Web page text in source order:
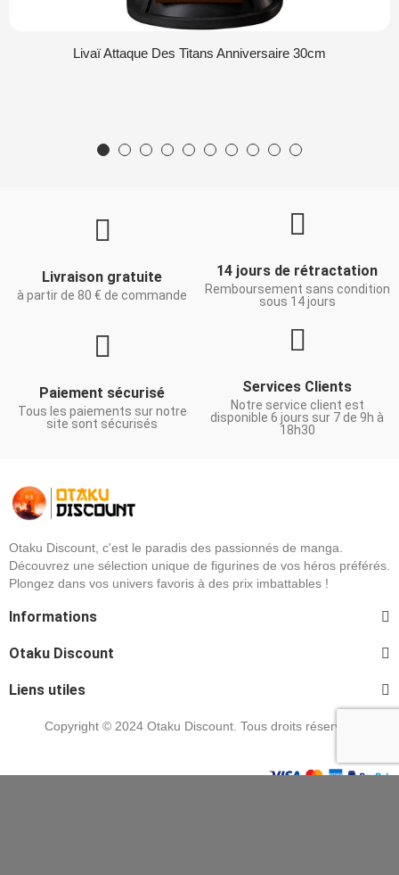
Livaï Attaque Des Titans Anniversaire 30cm
Livraison gratuite
à partir de 80 € de commande
14 jours de rétractation
Remboursement sans condition
sous 14 jours
Paiement sécurisé
Tous les paiements sur notre
site sont sécurisés
Services Clients
Notre service client est
disponible 6 jours sur 7 de 9h à
18h30
Otaku Discount, c'est le paradis des passionnés de manga.
Découvrez une sélection unique de figurines de vos héros préférés.
Plongez dans vos univers favoris à des prix imbattables !
Informations
Otaku Discount
Liens utiles
Copyright © 2024 Otaku Discount. Tous droits réservés